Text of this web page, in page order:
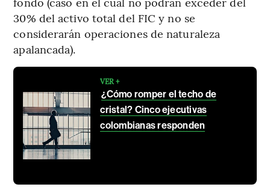
30% del activo total del FIC y no se
considerarán operaciones de naturaleza
apalancada).
VER +
¿Cómo romper el techo de
cristal? Cinco ejecutivas
colombianas responden